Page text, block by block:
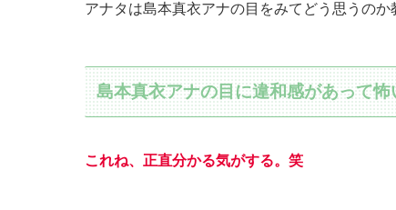
アナタは島本真衣アナの目をみてどう思うのか
島本真衣アナの目に違和感があって怖
これね、正直分かる気がする。笑